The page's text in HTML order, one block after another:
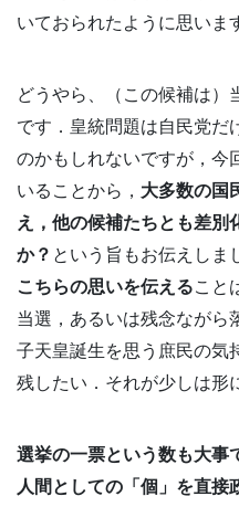
いておられたように思いま
どうやら、（この候補は）
です．皇統問題は自民党だ
のかもしれないですが，今
いることから， 大多数の国
え，他の候補たちとも差別
か？ という旨もお伝えしま
こちらの思いを伝えること
当選，あるいは残念ながら
子天皇誕生を思う庶民の気
残したい．それが少しは形
選挙の一票という数も大事
人間としての「個」を直接